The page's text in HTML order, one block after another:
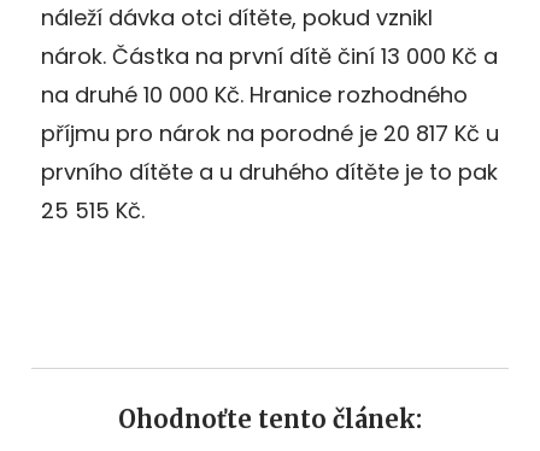
náleží dávka otci dítěte, pokud vznikl
nárok. Částka na první dítě činí 13 000 Kč a
na druhé 10 000 Kč. Hranice rozhodného
příjmu pro nárok na porodné je 20 817 Kč u
prvního dítěte a u druhého dítěte je to pak
25 515 Kč.
Ohodnoťte tento článek: